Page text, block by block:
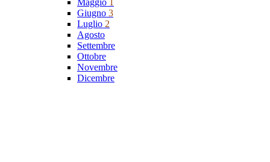
Maggio 1
Giugno 3
Luglio 2
Agosto
Settembre
Ottobre
Novembre
Dicembre